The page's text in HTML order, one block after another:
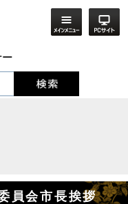
員会市長挨拶